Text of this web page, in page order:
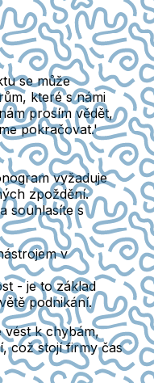
se může
které s námi
prosím vědět,
pokračovat.'
vyžaduje
zpoždění.
souhlasíte s
v
- je to základ
podnikání.
vést k chybám,
což stojí firmy čas